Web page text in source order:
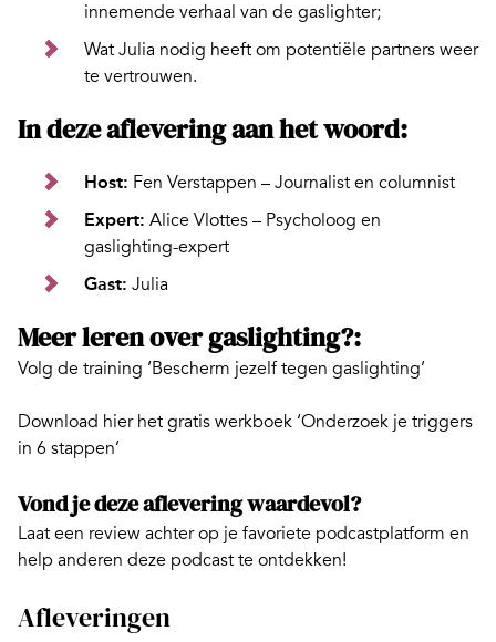
innemende verhaal van de gaslighter;
Wat Julia nodig heeft om potentiële partners weer
te vertrouwen.
In deze aflevering aan het woord:
Host: Fen Verstappen – Journalist en columnist
Expert: Alice Vlottes – Psycholoog en
gaslighting-expert
Gast: Julia
Meer leren over gaslighting?:
Volg de training ‘Bescherm jezelf tegen gaslighting’
Download hier het gratis werkboek ‘Onderzoek je triggers
in 6 stappen’
Vond je deze aflevering waardevol?
Laat een review achter op je favoriete podcastplatform en
help anderen deze podcast te ontdekken!
Afleveringen